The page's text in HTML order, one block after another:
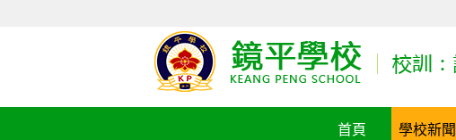
首頁 學校新聞